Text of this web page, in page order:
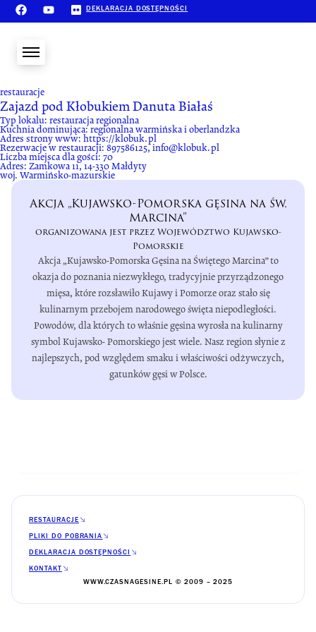
DEKLARACJA DOSTĘPNOŚCI
restauracje
Zajazd pod Kłobukiem Danuta Białaś
Typ lokalu: restauracja regionalna
Kuchnia dominująca:regionalna warmińska i oberlandzka
Adres strony www: https://klobuk.pl
Rezerwacje w restauracji: 897586125, info@klobuk.pl
Liczba miejsca dla gości: 70
Adres: Zamkowa 11, 14-330 Małdyty
woj. Warmińsko-mazurskie
Akcja „Kujawsko-Pomorska gęsina na św.
Marcina”
organizowana jest przez Województwo Kujawsko-
Pomorskie
Akcja „Kujawsko-Pomorska Gęsina na Świętego Marcina” to
okazja do poznania niezwykłego, tradycyjnie przyrządzonego
mięsa, które rozsławiło Kujawy i Pomorze oraz stało się
kulinarnym przebojem narodowego święta niepodległości.
Powodów, dla których to właśnie gęsina wyrosła na kulinarny
symbol Kujawsko- Pomorskiego jest wiele. Nasz region słynie z
najlepszych, pod względem smaku i właściwości odżywczych,
gatunków gęsi w Polsce.
RESTAURACJE
PLIKI DO POBRANIA
DEKLARACJA DOSTĘPNOŚCI
KONTAKT
WWW.CZASNAGESINE.PL © 2009 – 2025